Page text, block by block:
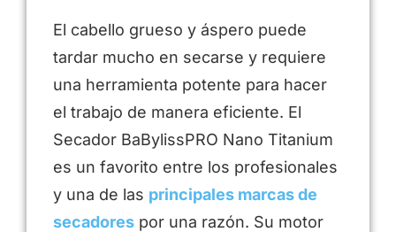
El cabello grueso y áspero puede
tardar mucho en secarse y requiere
una herramienta potente para hacer
el trabajo de manera eficiente. El
Secador BaBylissPRO Nano Titanium
es un favorito entre los profesionales
y una de las principales marcas de
secadores por una razón. Su motor